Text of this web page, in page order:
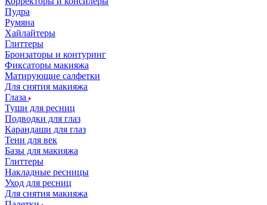
Пудра
Румяна
Хайлайтеры
Глиттеры
Бронзаторы и контуринг
Фиксаторы макияжа
Матирующие салфетки
Для снятия макияжа
Глаза
Туши для ресниц
Подводки для глаз
Карандаши для глаз
Тени для век
Базы для макияжа
Глиттеры
Накладные ресницы
Уход для ресниц
Для снятия макияжа